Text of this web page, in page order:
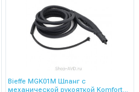
Bieffe MGK01M Шланг с
механической рукояткой Komfort